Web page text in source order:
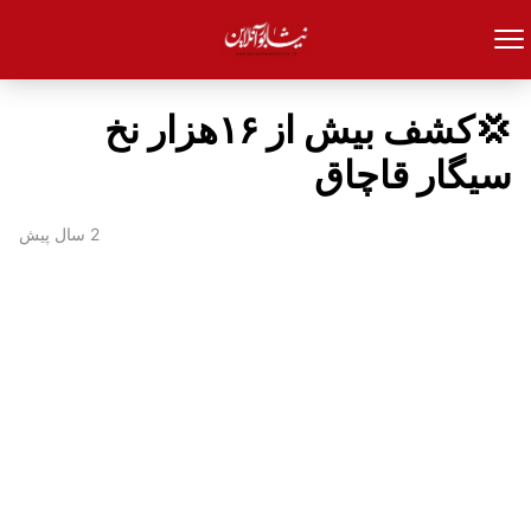
💢کشف بیش از ۱۶هزار نخ
سيگار قاچاق
2 سال پیش